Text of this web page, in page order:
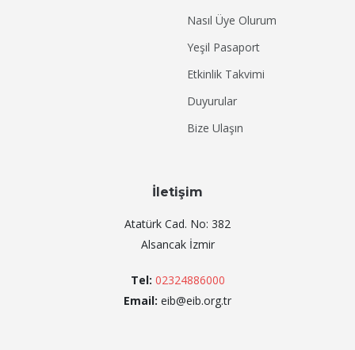
Nasıl Üye Olurum
Yeşil Pasaport
Etkinlik Takvimi
Duyurular
Bize Ulaşın
İletişim
Atatürk Cad. No: 382
Alsancak İzmir
Tel: 02324886000
Email: eib@eib.org.tr